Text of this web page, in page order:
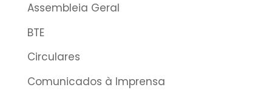
Assembleia Geral
BTE
Circulares
Comunicados à Imprensa